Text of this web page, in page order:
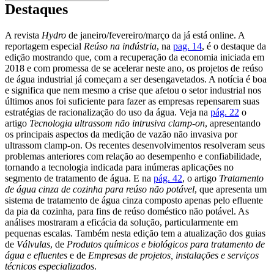
Destaques
A revista Hydro de janeiro/fevereiro/março da já está online. A
reportagem especial Reúso na indústria, na pag. 14, é o destaque da
edição mostrando que, com a recuperação da economia iniciada em
2018 e com promessa de se acelerar neste ano, os projetos de reúso
de água industrial já começam a ser desengavetados. A notícia é boa
e significa que nem mesmo a crise que afetou o setor industrial nos
últimos anos foi suficiente para fazer as empresas repensarem suas
estratégias de racionalização do uso da água. Veja na pág. 22 o
artigo Tecnologia ultrassom não intrusiva clamp-on, apresentando
os principais aspectos da medição de vazão não invasiva por
ultrassom clamp-on. Os recentes desenvolvimentos resolveram seus
problemas anteriores com relação ao desempenho e confiabilidade,
tornando a tecnologia indicada para inúmeras aplicações no
segmento de tratamento de água. E na pág. 42, o artigo Tratamento
de água cinza de cozinha para reúso não potável, que apresenta um
sistema de tratamento de água cinza composto apenas pelo efluente
da pia da cozinha, para fins de reúso doméstico não potável. As
análises mostraram a eficácia da solução, particularmente em
pequenas escalas. Também nesta edição tem a atualização dos guias
de Válvulas, de Produtos químicos e biológicos para tratamento de
água e efluentes e de Empresas de projetos, instalações e serviços
técnicos especializados.